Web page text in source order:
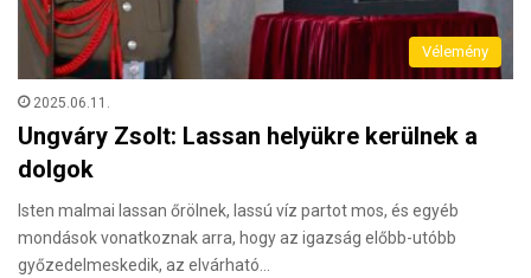
Vélemény
2025.06.11.
Ungváry Zsolt: Lassan helyükre kerülnek a
dolgok
Isten malmai lassan őrölnek, lassú víz partot mos, és egyéb
mondások vonatkoznak arra, hogy az igazság előbb-utóbb
győzedelmeskedik, az elvárható…